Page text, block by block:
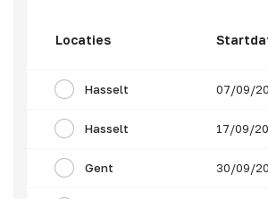
Locaties
Hasselt 07/09/
Hasselt 17/09/
Gent 30/09/